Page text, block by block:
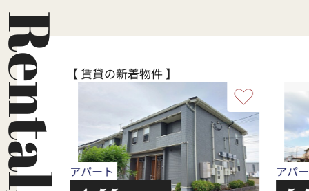
頂き
【 賃貸の新着物件 】
アパート アパ